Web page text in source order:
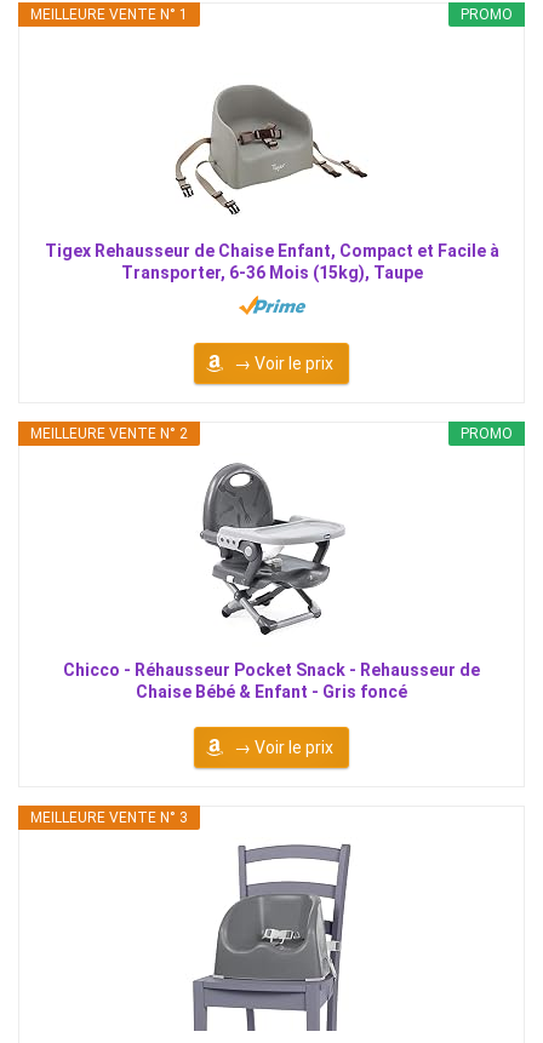
PROMO
MEILLEURE VENTE N° 1
Tigex Rehausseur de Chaise Enfant, Compact et Facile à
Transporter, 6-36 Mois (15kg), Taupe
→ Voir le prix
PROMO
MEILLEURE VENTE N° 2
Chicco - Réhausseur Pocket Snack - Rehausseur de
Chaise Bébé & Enfant - Gris foncé
→ Voir le prix
MEILLEURE VENTE N° 3